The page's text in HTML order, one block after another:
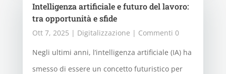
Intelligenza artificiale e futuro del lavoro:
tra opportunità e sfide
Ott 7, 2025 | Digitalizzazione | Commenti 0
Negli ultimi anni, l’intelligenza artificiale (IA) ha
smesso di essere un concetto futuristico per